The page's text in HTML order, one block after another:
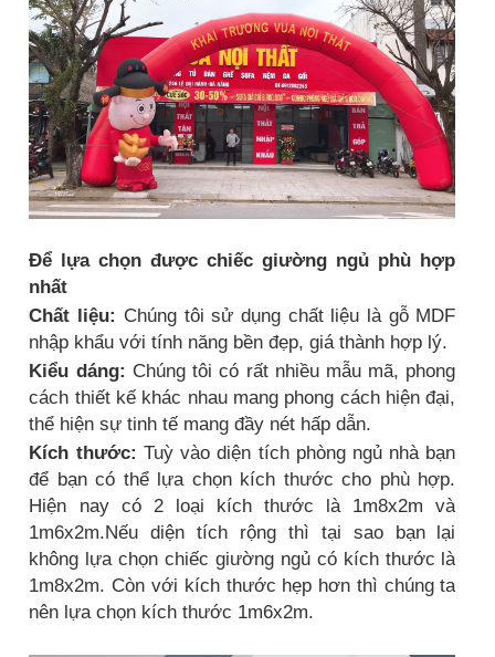
Để lựa chọn được chiếc giường ngủ phù hợp
nhất
Chất liệu: Chúng tôi sử dụng chất liệu là gỗ MDF
nhập khẩu với tính năng bền đẹp, giá thành hợp lý.
Kiểu dáng: Chúng tôi có rất nhiều mẫu mã, phong
cách thiết kế khác nhau mang phong cách hiện đại,
thể hiện sự tinh tế mang đầy nét hấp dẫn.
Kích thước: Tuỳ vào diện tích phòng ngủ nhà bạn
để bạn có thể lựa chọn kích thước cho phù hợp.
Hiện nay có 2 loại kích thước là 1m8x2m và
1m6x2m.Nếu diện tích rộng thì tại sao bạn lại
không lựa chọn chiếc giường ngủ có kích thước là
1m8x2m. Còn với kích thước hẹp hơn thì chúng ta
nên lựa chọn kích thước 1m6x2m.